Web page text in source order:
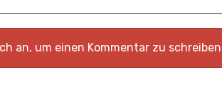
an, um einen Kommentar zu